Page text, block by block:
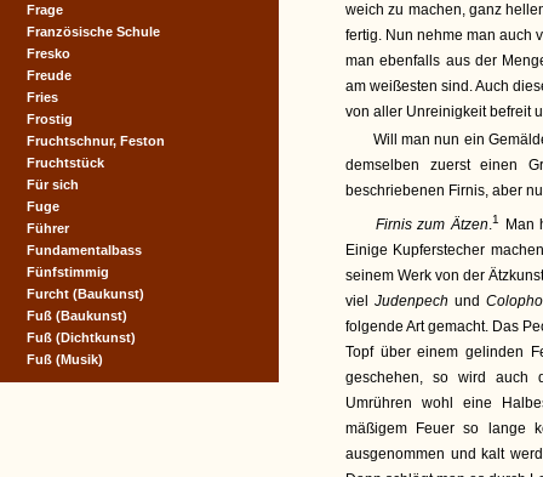
weich zu machen, ganz
fertig. Nun nehme man auch
man ebenfalls aus der
am weißesten sind. Auch
von aller Unreinigkeit befreit
Will man nun ein
demselben zuerst einen
beschriebenen Firnis, aber
Firnis zum Ätzen.1
Man
Einige Kupferstecher
seinem Werk von der
vielJudenpechund
folgende Art gemacht. Das
Topf über einem gelinden
geschehen, so wird auch
Umrühren wohl eine
mäßigem Feuer so lange
ausgenommen und kalt
Frage
Französische Schule
Fresko
Freude
Fries
Frostig
Fruchtschnur, Feston
Fruchtstück
Für sich
Fuge
Führer
Fundamentalbass
Fünfstimmig
Furcht (Baukunst)
Fuß (Baukunst)
Fuß (Dichtkunst)
Fuß (Musik)